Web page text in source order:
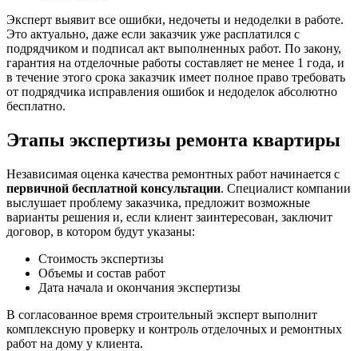
Эксперт выявит все ошибки, недочеты и недоделки в работе.
Это актуально, даже если заказчик уже расплатился с
подрядчиком и подписал акт выполненных работ. По закону,
гарантия на отделочные работы составляет не менее 1 года, и
в течение этого срока заказчик имеет полное право требовать
от подрядчика исправления ошибок и недоделок абсолютно
бесплатно.
Этапы экспертизы ремонта квартиры
Независимая оценка качества ремонтных работ начинается с
первичной бесплатной консультации. Специалист компании
выслушает проблему заказчика, предложит возможные
варианты решения и, если клиент заинтересован, заключит
договор, в котором будут указаны:
Стоимость экспертизы
Объемы и состав работ
Дата начала и окончания экспертизы
В согласованное время строительный эксперт выполнит
комплексную проверку и контроль отделочных и ремонтных
работ на дому у клиента.